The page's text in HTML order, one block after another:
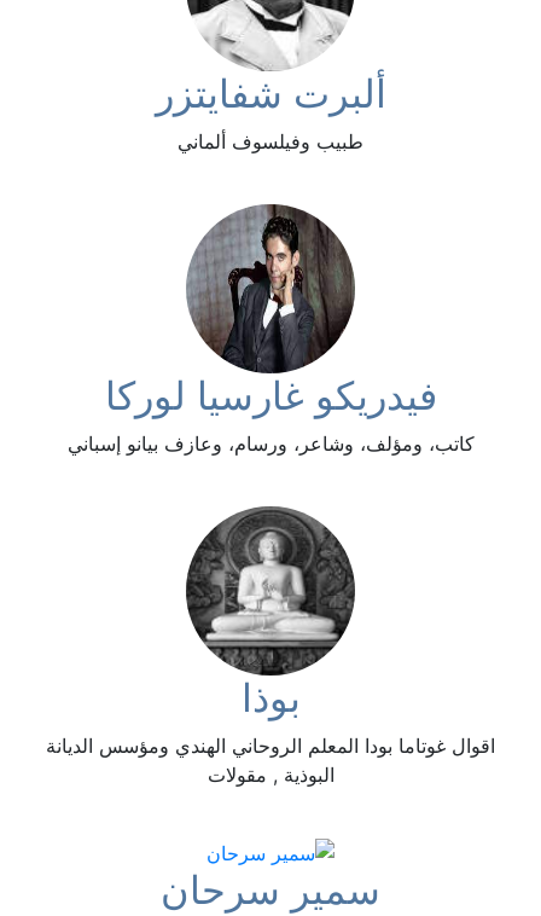
ألبرت شفايتزر
طبيب وفيلسوف ألماني
فيدريكو غارسيا لوركا
كاتب، ومؤلف، وشاعر، ورسام، وعازف بيانو إسباني
بوذا
اقوال غوتاما بودا المعلم الروحاني الهندي ومؤسس الديانة
البوذية , مقولات
سمير سرحان